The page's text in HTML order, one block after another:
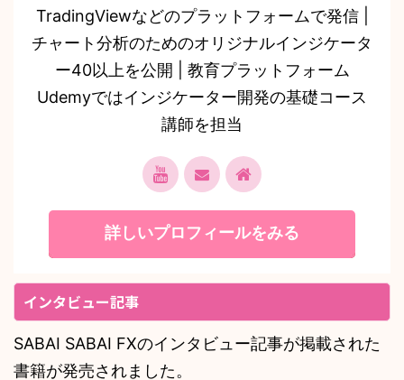
TradingViewなどのプラットフォームで発信 |
チャート分析のためのオリジナルインジケータ
ー40以上を公開 | 教育プラットフォーム
Udemyではインジケーター開発の基礎コース
講師を担当
詳しいプロフィールをみる
インタビュー記事
SABAI SABAI FXのインタビュー記事が掲載された
書籍が発売されました。